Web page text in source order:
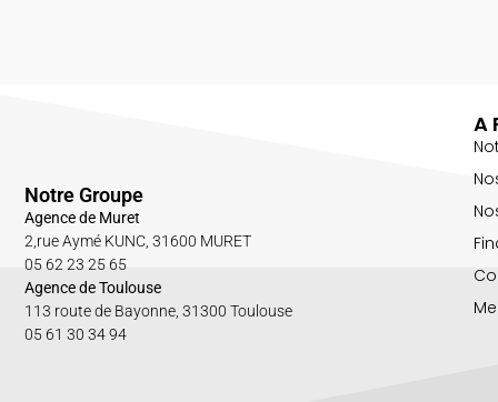
A
Notre Groupe
Agence de Muret
2,rue Aymé KUNC, 31600 MURET
05 62 23 25 65
Agence de Toulouse
113 route de Bayonne, 31300 Toulouse
05 61 30 34 94